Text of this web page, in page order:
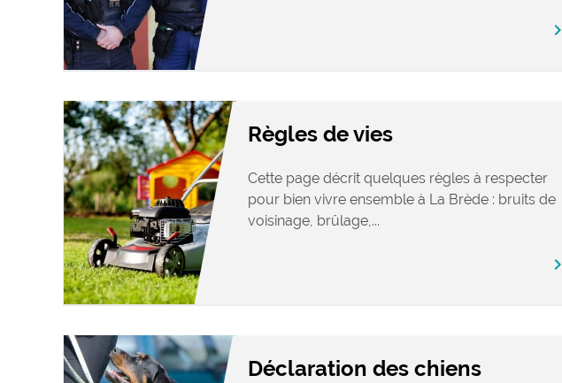
chevron_right
Règles de vies
Cette page décrit quelques règles à respecter
pour bien vivre ensemble à La Brède : bruits de
voisinage, brûlage,...
chevron_right
Déclaration des chiens